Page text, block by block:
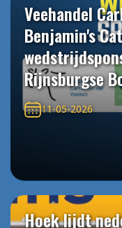
Veehandel
Benjamin's
Rijnsburgse
11-05-2026
Hoek lijdt